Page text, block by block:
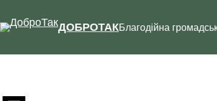
до
ДОБРОТАКБлагодійна